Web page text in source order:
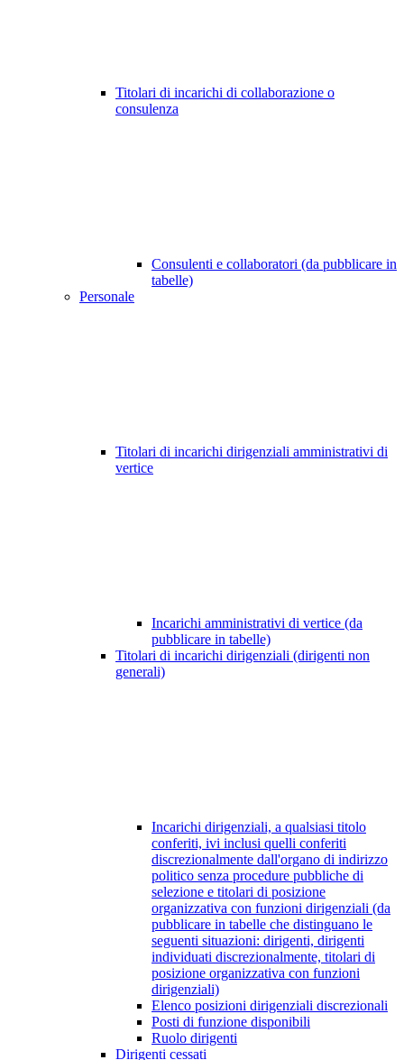
Titolari di incarichi di collaborazione o
consulenza
Consulenti e collaboratori (da pubblicare in
tabelle)
Personale
Titolari di incarichi dirigenziali amministrativi di
vertice
Incarichi amministrativi di vertice (da
pubblicare in tabelle)
Titolari di incarichi dirigenziali (dirigenti non
generali)
Incarichi dirigenziali, a qualsiasi titolo
conferiti, ivi inclusi quelli conferiti
discrezionalmente dall'organo di indirizzo
politico senza procedure pubbliche di
selezione e titolari di posizione
organizzativa con funzioni dirigenziali (da
pubblicare in tabelle che distinguano le
seguenti situazioni: dirigenti, dirigenti
individuati discrezionalmente, titolari di
posizione organizzativa con funzioni
dirigenziali)
Elenco posizioni dirigenziali discrezionali
Posti di funzione disponibili
Ruolo dirigenti
Dirigenti cessati